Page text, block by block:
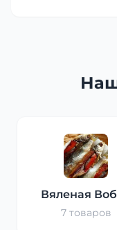
Вяленая
7 товаров